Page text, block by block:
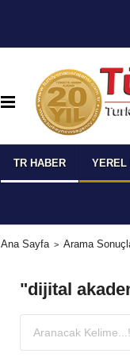
TR HABER YEREL
Ana Sayfa Arama
"dijital